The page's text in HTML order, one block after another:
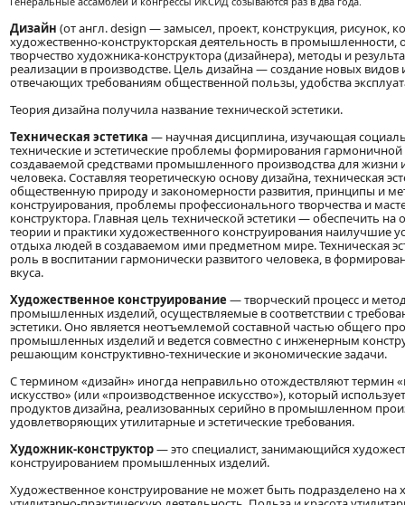
Дизайн (от англ. design — замысел, проект, конструкция, рисунок,
художественно-конструкторская деятельность в
творчество художника-конструктора (дизайнера), методы и
реализации в производстве. Цель дизайна — создание новых видов
отвечающих требованиям общественной пользы, удобства
Теория дизайна получила название технической эстетики.
Техническая эстетика — научная дисциплина, изучающая
технические и эстетические проблемы формирования
создаваемой средствами промышленного производства для жизни
человека. Составляя теоретическую основу дизайна, техническая
общественную природу и закономерности развития, принципы и
конструирования, проблемы профессионального творчества и
конструктора. Главная цель технической эстетики — обеспечить на
теории и практики художественного конструирования наилучшие
отдыха людей в создаваемом ими предметном мире. Техническая
роль в воспитании гармонически развитого человека, в
вкуса.
Художественное конструирование — творческий процесс и
промышленных изделий, осуществляемые в соответствии с
эстетики. Оно является неотъемлемой составной частью общего
промышленных изделий и ведется совместно с инженерным
решающим конструктивно-технические и экономические задачи.
С термином «дизайн» иногда неправильно отождествляют
искусство» (или «производственное искусство»), который
продуктов дизайна, реализованных серийно в промышленном
удовлетворяющих утилитарные и эстетические требования.
Художник-конструктор— это специалист, занимающийся
конструированием промышленных изделий.
Художественное конструирование не может быть подразделено на